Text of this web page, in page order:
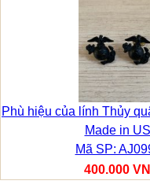
Phù hiệu của lính Thủy
Made in
Mã SP:
400.000